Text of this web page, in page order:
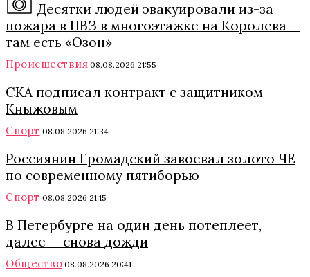
Десятки людей эвакуировали из-за
пожара в ПВЗ в многоэтажке на Королева —
там есть «Озон»
Происшествия 08.08.2026 21:55
СКА подписал контракт с защитником
Кныжовым
Спорт 08.08.2026 21:34
Россиянин Громадский завоевал золото ЧЕ
по современному пятиборью
Спорт 08.08.2026 21:15
В Петербурге на один день потеплеет,
далее — снова дожди
Общество 08.08.2026 20:41